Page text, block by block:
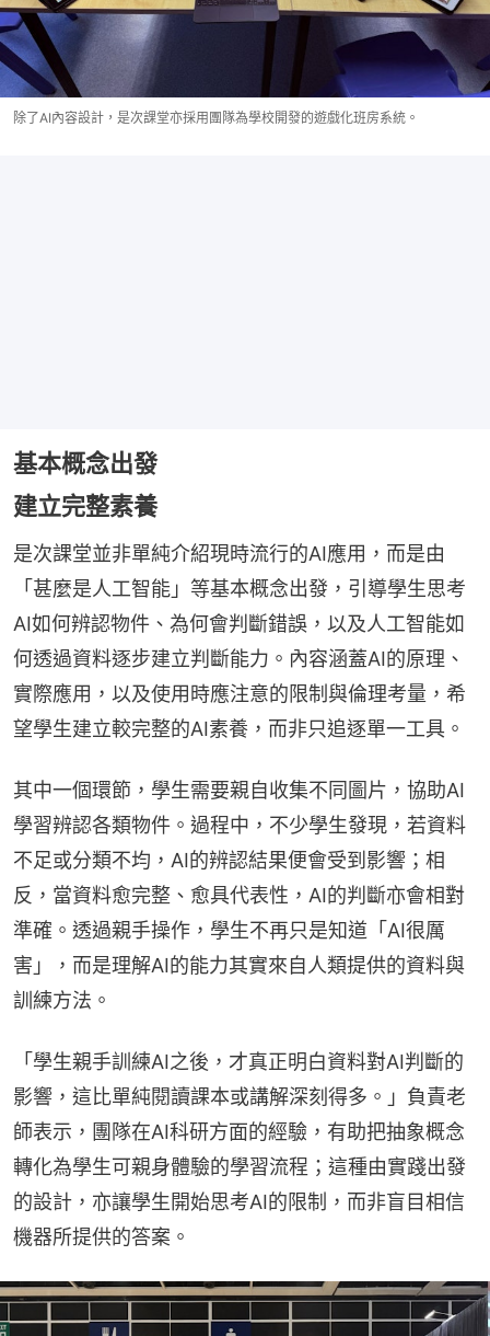
除了AI內容設計，是次課堂亦採用團隊為學校開發的遊戲化班房系統。
基本概念出發
建立完整素養
是次課堂並非單純介紹現時流行的AI應用，而是由
「甚麼是人工智能」等基本概念出發，引導學生思考
AI如何辨認物件、為何會判斷錯誤，以及人工智能如
何透過資料逐步建立判斷能力。內容涵蓋AI的原理、
實際應用，以及使用時應注意的限制與倫理考量，希
望學生建立較完整的AI素養，而非只追逐單一工具。
其中一個環節，學生需要親自收集不同圖片，協助AI
學習辨認各類物件。過程中，不少學生發現，若資料
不足或分類不均，AI的辨認結果便會受到影響；相
反，當資料愈完整、愈具代表性，AI的判斷亦會相對
準確。透過親手操作，學生不再只是知道「AI很厲
害」，而是理解AI的能力其實來自人類提供的資料與
訓練方法。
「學生親手訓練AI之後，才真正明白資料對AI判斷的
影響，這比單純閱讀課本或講解深刻得多。」負責老
師表示，團隊在AI科研方面的經驗，有助把抽象概念
轉化為學生可親身體驗的學習流程；這種由實踐出發
的設計，亦讓學生開始思考AI的限制，而非盲目相信
機器所提供的答案。